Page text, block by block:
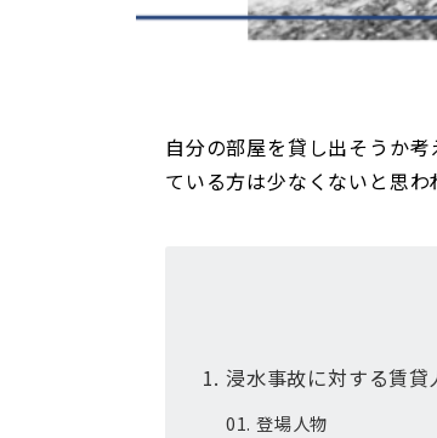
自分の部屋を貸し出そうか
ている方は少なくないと思
浸水事故に対する賃貸
登場人物